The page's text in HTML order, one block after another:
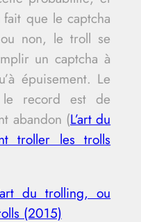
que le captcha
non, le troll se
un captcha à
épuisement. Le
record est de
abandon (L’art du
troller les trolls
du trolling, ou
(2015)